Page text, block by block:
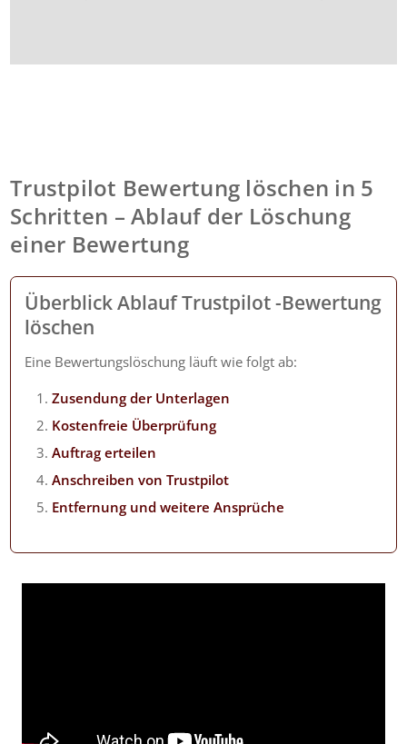
Trustpilot Bewertung löschen in 5
Schritten – Ablauf der Löschung
einer Bewertung
Überblick Ablauf Trustpilot -Bewertung
löschen
Eine Bewertungslöschung läuft wie folgt ab:
Zusendung der Unterlagen
Kostenfreie Überprüfung
Auftrag erteilen
Anschreiben von Trustpilot
Entfernung und weitere Ansprüche